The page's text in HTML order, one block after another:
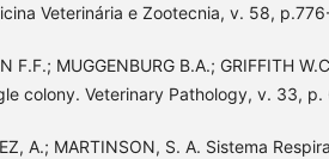
Veterinária e Zootecnia, v. 58,
F.F.; MUGGENBURG B.A.; GRIFFITH
colony. Veterinary Pathology, v. 33,
A.; MARTINSON, S. A. Sistema